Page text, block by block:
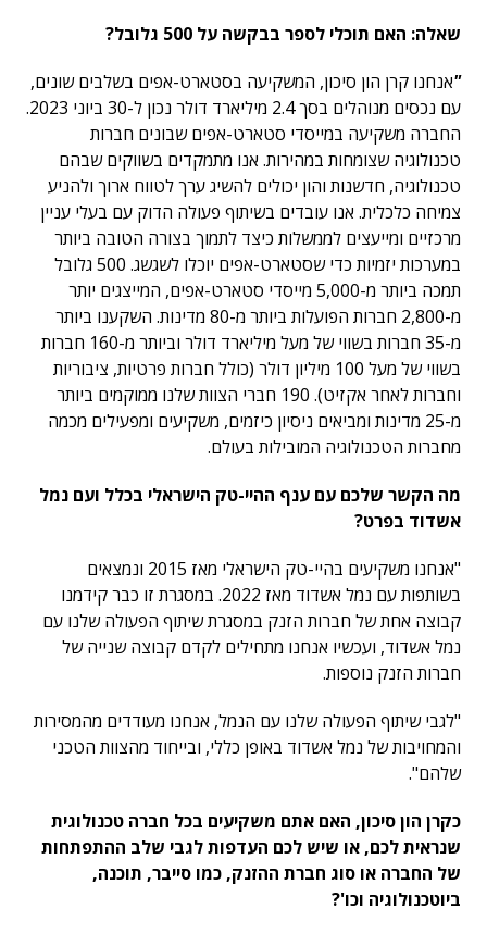
שאלה: האם תוכלי לספר בבקשה על 500 גלובל
?
"אנחנו קרן הון סיכון, המשקיעה בסטארט-אפים בשלבים שונים,
עם נכסים מנוהלים בסך 2.4 מיליארד דולר נכון ל-30 ביוני 2023.
החברה משקיעה במייסדי סטארט-אפים שבונים חברות
טכנולוגיה שצומחות במהירות. אנו מתמקדים בשווקים שבהם
טכנולוגיה, חדשנות והון יכולים להשיג ערך לטווח ארוך ולהניע
צמיחה כלכלית. אנו עובדים בשיתוף פעולה הדוק עם בעלי עניין
מרכזיים ומייעצים לממשלות כיצד לתמוך בצורה הטובה ביותר
במערכות יזמיות כדי שסטארט-אפים יוכלו לשגשג. 500 גלובל
תמכה ביותר מ-5,000 מייסדי סטארט-אפים, המייצגים יותר
מ-2,800 חברות הפועלות ביותר מ-80 מדינות. השקענו ביותר
מ-35 חברות בשווי של מעל מיליארד דולר וביותר מ-160 חברות
בשווי של מעל 100 מיליון דולר (כולל חברות פרטיות, ציבוריות
וחברות לאחר אקזיט). 190 חברי הצוות שלנו ממוקמים ביותר
מ-25 מדינות ומביאים ניסיון כיזמים, משקיעים ומפעילים מכמה
מחברות הטכנולוגיה המובילות בעולם.
מה הקשר שלכם עם ענף ההיי-טק הישראלי בכלל ועם נמל
אשדוד בפרט?
"אנחנו משקיעים בהיי-טק הישראלי מאז 2015 ונמצאים
בשותפות עם נמל אשדוד מאז 2022. במסגרת זו כבר קידמנו
קבוצה אחת של חברות הזנק במסגרת שיתוף הפעולה שלנו עם
נמל אשדוד, ועכשיו אנחנו מתחילים לקדם קבוצה שנייה של
חברות הזנק נוספות.
"לגבי שיתוף הפעולה שלנו עם הנמל, אנחנו מעודדים מהמסירות
והמחויבות של נמל אשדוד באופן כללי, ובייחוד מהצוות הטכני
שלהם".
כקרן הון סיכון, האם אתם משקיעים בכל חברה טכנולוגית
שנראית לכם, או שיש לכם העדפות לגבי שלב ההתפתחות
של החברה או סוג חברת ההזנק, כמו סייבר, תוכנה,
ביוטכנולוגיה וכו'?